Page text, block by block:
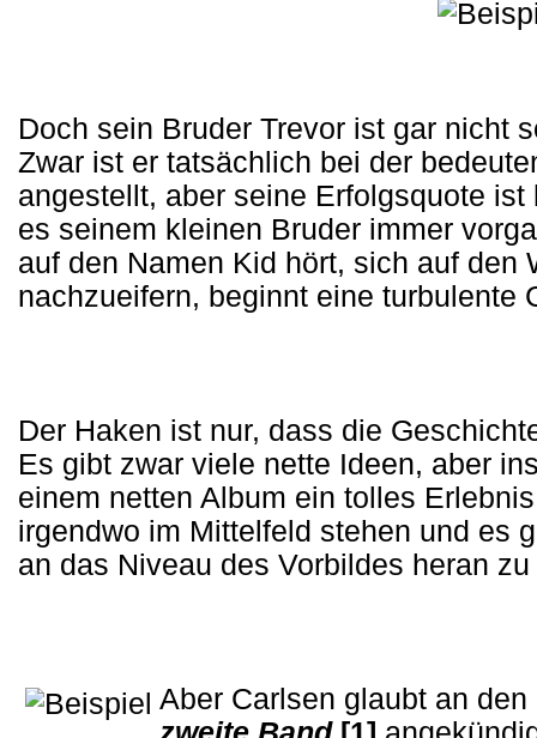
Doch sein Bruder Trevor ist gar nicht
Zwar ist er tatsächlich bei der
angestellt, aber seine Erfolgsquote
es seinem kleinen Bruder immer
auf den Namen Kid hört, sich auf den
nachzueifern, beginnt eine turbulente
Der Haken ist nur, dass die
Es gibt zwar viele nette Ideen, aber
einem netten Album ein tolles
irgendwo im Mittelfeld stehen und es
an das Niveau des Vorbildes heran
Aber Carlsen glaubt an